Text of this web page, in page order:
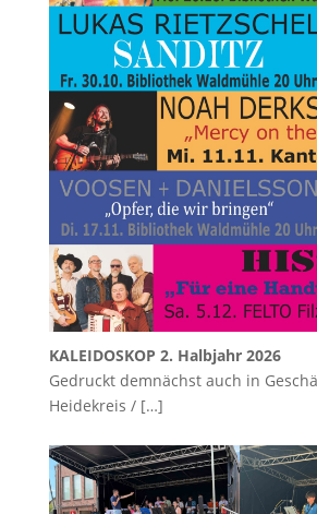
KALEIDOSKOP 2. Halbjahr 2026
Gedruckt demnächst auch in
Heidekreis / […]